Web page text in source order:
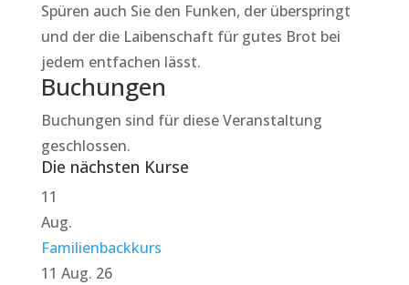
Spüren auch Sie den Funken, der überspringt
und der die Laibenschaft für gutes Brot bei
jedem entfachen lässt.
Buchungen
Buchungen sind für diese Veranstaltung
geschlossen.
Die nächsten Kurse
11
Aug.
Familienbackkurs
11 Aug. 26